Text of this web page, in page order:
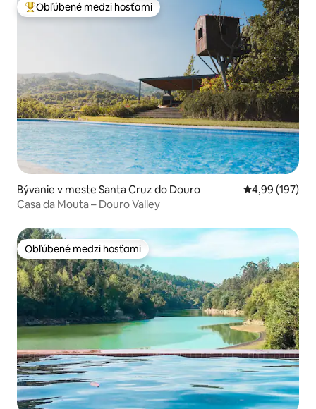
Najobľúbenejšie medzi hosťami
Obľúbené medzi hosťami
Bývanie v meste Santa Cruz do Douro Priemerné
4,99 (197)
Casa da Mouta – Douro Valley
Obľúbené medzi hosťami
Obľúbené medzi hosťami